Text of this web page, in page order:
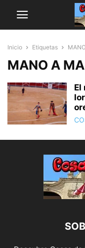
Inicio Etiquetas
MANO A
El